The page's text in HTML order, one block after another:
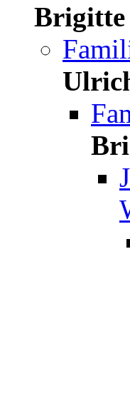
Brigitte